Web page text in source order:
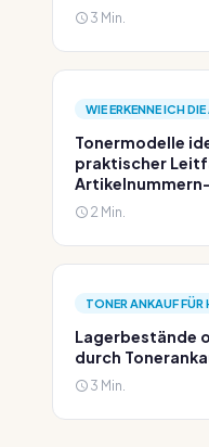
3 Min.
WIE ERKENNE ICH
Tonermodelle
praktischer
2 Min.
TONER ANKAUF FÜR
Lagerbestände
durch
3 Min.